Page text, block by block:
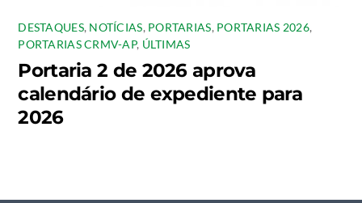
DESTAQUES, NOTÍCIAS, PORTARIAS, PORTARIAS 2026,
PORTARIAS CRMV-AP, ÚLTIMAS
Portaria 2 de 2026 aprova
calendário de expediente para
2026